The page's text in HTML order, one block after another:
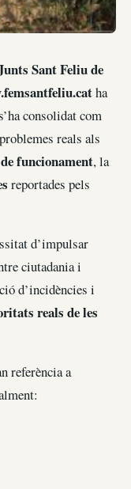
Sant Feliu de
ha
consolidat com
reals als
funcionament, la
reportades pels
d’impulsar
ciutadania i
d’incidències i
reals de les
referència a